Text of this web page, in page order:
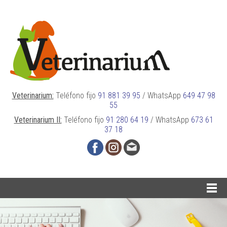
Veterinarium: Teléfono fijo 91 881 39 95 / WhatsApp 649 47 98
55
Veterinarium II: Teléfono fijo 91 280 64 19 / WhatsApp 673 61
37 18